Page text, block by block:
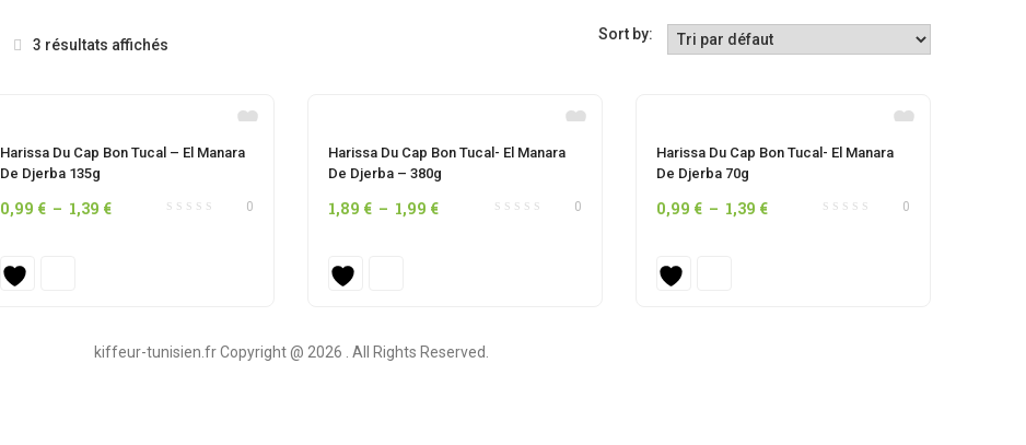
3 résultats affichés
Sort by:
Harissa Du Cap Bon Tucal – El Manara
De Djerba 135g
0
0,99 € – 1,39 €Plage
Harissa Du Cap Bon Tucal- El Manara
De Djerba – 380g
0
1,89 € – 1,99 €Plage
Harissa Du Cap Bon Tucal- El Manara
De Djerba 70g
0
0,99 € – 1,39 €Plage
kiffeur-tunisien.fr Copyright @ 2026 . All Rights Reserved.